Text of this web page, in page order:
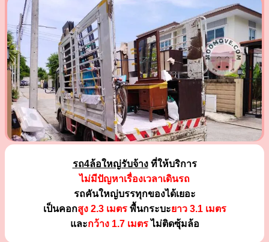
รถ4ล้อใหญ่รับจ้างที่ให้บริการ
ไม่มีปัญหาเรื่องเวลาเดินรถ
รถคันใหญ่บรรทุกของได้เยอะ
เป็นคอกสูง 2.3 เมตรพื้นกระบะยาว 3.1 เมตร
และกว้าง 1.7 เมตรไม่ติดซุ้มล้อ